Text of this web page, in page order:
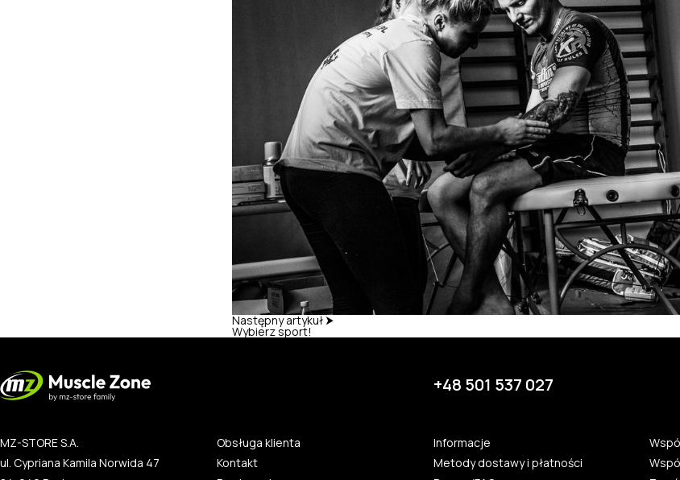
Następny artykuł ⮞
Wybierz sport!
+48 501 537 027
MZ-STORE S.A.
ul. Cypriana Kamila Norwida 47
Obsługa klienta
Kontakt
Informacje
Metody dostawy i płatności